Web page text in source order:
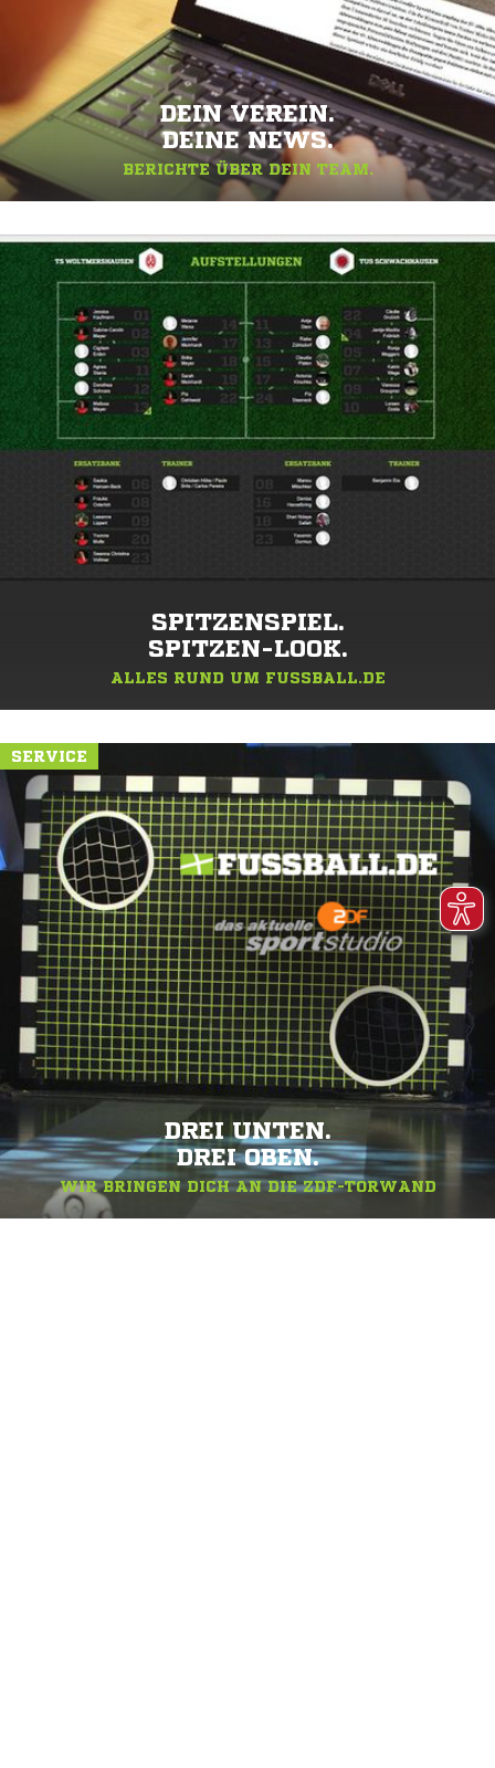
DEIN VEREIN.
DEINE NEWS.
BERICHTE ÜBER DEIN TEAM.
SPITZENSPIEL.
SPITZEN-LOOK.
ALLES RUND UM FUSSBALL.DE
SERVICE
DREI UNTEN.
DREI OBEN.
WIR BRINGEN DICH AN DIE ZDF-TORWAND